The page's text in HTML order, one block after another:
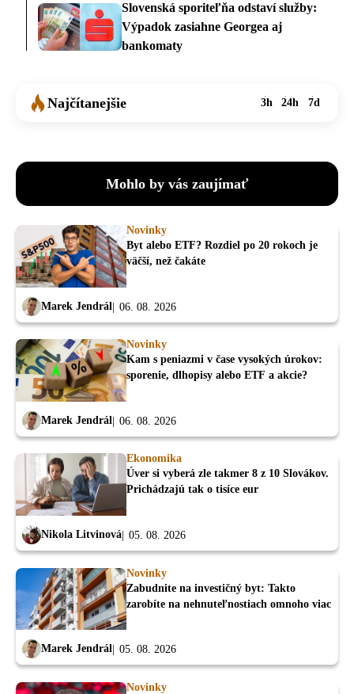
Slovenská sporiteľňa odstaví služby:
Výpadok zasiahne Georgea aj
bankomaty
Najčítanejšie 3h 24h 7d
Mohlo by vás zaujímať
Novinky
Byt alebo ETF? Rozdiel po 20 rokoch je
väčší, než čakáte
Marek Jendrál 06. 08. 2026
Novinky
Kam s peniazmi v čase vysokých úrokov:
sporenie, dlhopisy alebo ETF a akcie?
Marek Jendrál 06. 08. 2026
Ekonomika
Úver si vyberá zle takmer 8 z 10 Slovákov.
Prichádzajú tak o tisíce eur
Nikola Litvinová 05. 08. 2026
Novinky
Zabudnite na investičný byt: Takto
zarobíte na nehnuteľnostiach omnoho viac
Marek Jendrál 05. 08. 2026
Novinky